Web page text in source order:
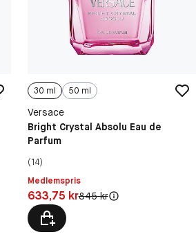
30 ml 50 ml
Versace
Bright Crystal Absolu Eau de
Parfum
(14)
Medlemspris
Pris: 633,75 kr
633,75 krOriginal pris:
845 kr